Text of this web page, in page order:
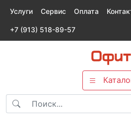
Услуги Сервис Оплата
+7 (913) 518-89-57